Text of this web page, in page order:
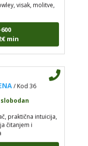
min
/ Kod 36
praktična intuicija,
čitanjem i